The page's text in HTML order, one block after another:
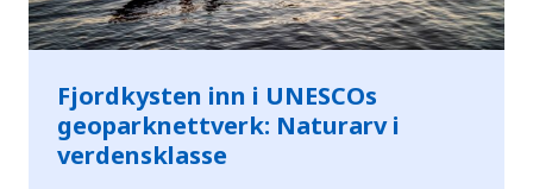
Fjordkysten inn i UNESCOs
geoparknettverk: Naturarv i
verdensklasse